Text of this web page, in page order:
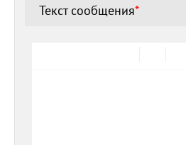
Текст сообщения*